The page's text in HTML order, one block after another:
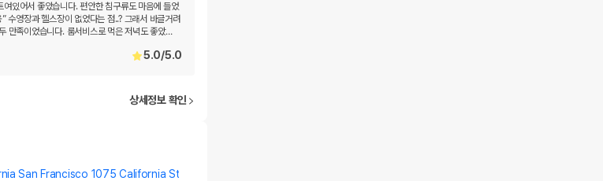
여있어서 좋았습니다. 편안한 침구류도 마음에 들었
수영장과 헬스장이 없었다는 점..? 그래서 바글거려
만족이었습니다. 룸서비스로 먹은 저녁도 좋았…
5.0/5.0
상세정보 확인
San Francisco 1075 California St